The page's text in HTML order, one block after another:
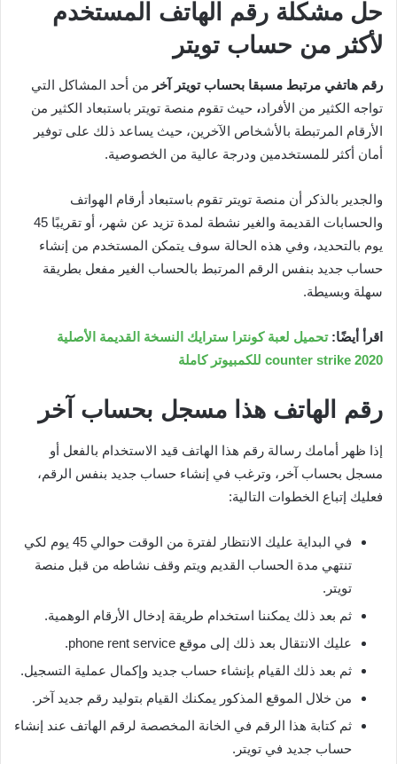
حل مشكلة رقم الهاتف المستخدم
لأكثر من حساب تويتر
رقم هاتفي مرتبط مسبقا بحساب تويتر آخر من أحد المشاكل التي
تواجه الكثير من الأفراد، حيث تقوم منصة تويتر باستبعاد الكثير من
الأرقام المرتبطة بالأشخاص الآخرين، حيث يساعد ذلك على توفير
أمان أكثر للمستخدمين ودرجة عالية من الخصوصية.
والجدير بالذكر أن منصة تويتر تقوم باستبعاد أرقام الهواتف
والحسابات القديمة والغير نشطة لمدة تزيد عن شهر، أو تقريبًا 45
يوم بالتحديد، وفي هذه الحالة سوف يتمكن المستخدم من إنشاء
حساب جديد بنفس الرقم المرتبط بالحساب الغير مفعل بطريقة
سهلة وبسيطة.
اقرأ أيضًا:تحميل لعبة كونترا سترايك النسخة القديمة الأصلية
counter strike 2020 للكمبيوتر كاملة
رقم الهاتف هذا مسجل بحساب آخر
إذا ظهر أمامك رسالة رقم هذا الهاتف قيد الاستخدام بالفعل أو
مسجل بحساب آخر، وترغب في إنشاء حساب جديد بنفس الرقم،
فعليك إتباع الخطوات التالية:
في البداية عليك الانتظار لفترة من الوقت حوالي 45 يوم لكي
تنتهي مدة الحساب القديم ويتم وقف نشاطه من قبل منصة
تويتر.
ثم بعد ذلك يمكننا استخدام طريقة إدخال الأرقام الوهمية.
عليك الانتقال بعد ذلك إلى موقع phone rent service.
ثم بعد ذلك القيام بإنشاء حساب جديد وإكمال عملية التسجيل.
من خلال الموقع المذكور يمكنك القيام بتوليد رقم جديد آخر.
ثم كتابة هذا الرقم في الخانة المخصصة لرقم الهاتف عند إنشاء
حساب جديد في تويتر.